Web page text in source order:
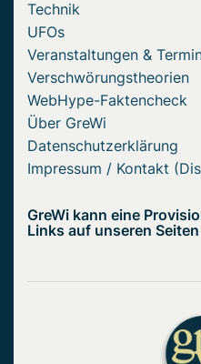
Technik
UFOs
Veranstaltungen &
Verschwörungstheorien
WebHype-Faktencheck
Über GreWi
Datenschutzerklärung
Impressum / Kontakt
GreWi kann eine
Links auf unseren